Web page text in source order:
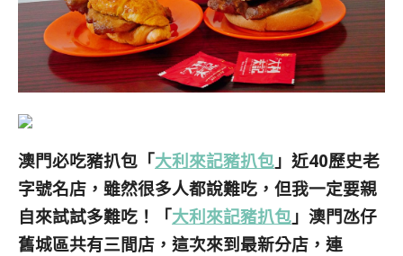
澳門必吃豬扒包「大利來記豬扒包 」近40歷史老
字號名店，雖然很多人都說難吃，但我一定要親
自來試試多難吃！「大利來記豬扒包 」澳門氹仔
舊城區共有三間店，這次來到最新分店，連